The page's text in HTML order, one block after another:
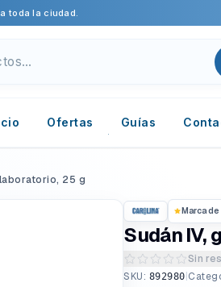
toda la ciudad.
Ofertas Guías
25 g
Marca
Sudán IV,
Sin
Escribir una
SKU: 892980